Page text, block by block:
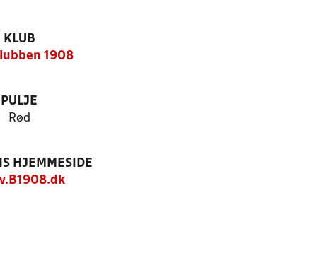
KLUB
1908
PULJE
Rød
HJEMMESIDE